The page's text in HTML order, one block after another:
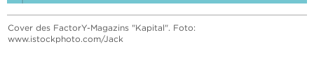
Cover des FactorY-Magazins "Kapital". Foto:
www.istockphoto.com/Jack